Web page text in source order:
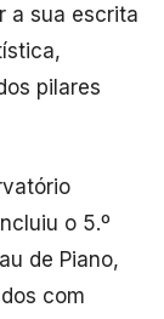
a sua escrita
pilares
o 5.º
de Piano,
com